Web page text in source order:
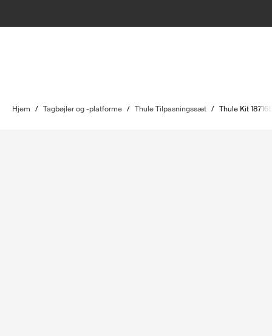
Hjem / Tagbøjler og -platforme / Thule Tilpasningssæt / Thule Kit 187165